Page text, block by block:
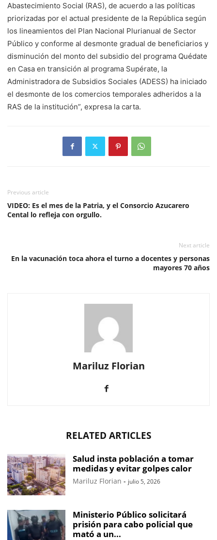
Abastecimiento Social (RAS), de acuerdo a las políticas
priorizadas por el actual presidente de la República según
los lineamientos del Plan Nacional Plurianual de Sector
Público y conforme al desmonte gradual de beneficiarios y
disminución del monto del subsidio del programa Quédate
en Casa en transición al programa Supérate, la
Administradora de Subsidios Sociales (ADESS) ha iniciado
el desmonte de los comercios temporales adheridos a la
RAS de la institución”, expresa la carta.
Previous article
VIDEO: Es el mes de la Patria, y el Consorcio Azucarero
Cental lo refleja con orgullo.
Next article
En la vacunación toca ahora el turno a docentes y personas
mayores 70 años
Mariluz Florian
RELATED ARTICLES
Salud insta población a tomar
medidas y evitar golpes calor
Mariluz Florian - julio 5, 2026
Ministerio Público solicitará
prisión para cabo policial que
mató a un...